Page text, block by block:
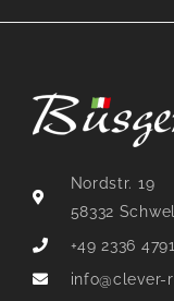
Nordstr. 19
58332
+49 2336
info@clever-